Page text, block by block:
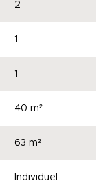
2
1
1
40 m²
63 m²
Individuel